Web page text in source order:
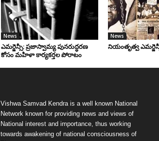
News
ఎమర్జెన్సీ: ప్రజాస్వామ్య పునరుద్ధరణ
కోసం మహిళా కార్యకర్తల పోరాటం
News
నియంతృత్వ
Vishwa Samvad Kendra is a well known National
Network known for providing news and views of
National interest and importance, thus working
towards awakening of national consciousness of